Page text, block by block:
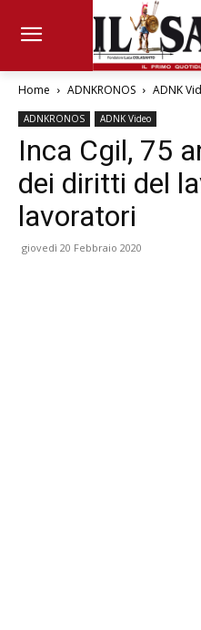
Home ADNKRONOS ADNK
ADNKRONOS ADNK Video
Inca Cgil, 75
dei diritti del
lavoratori
giovedì 20 Febbraio 2020